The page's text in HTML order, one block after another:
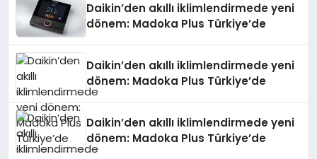
Daikin’den akıllı iklimlendirmede yeni
dönem: Madoka Plus Türkiye’de
Daikin’den akıllı iklimlendirmede yeni
dönem: Madoka Plus Türkiye’de
Daikin’den akıllı iklimlendirmede yeni
dönem: Madoka Plus Türkiye’de